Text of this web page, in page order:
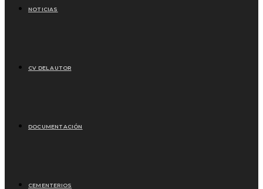
NOTICIAS
CV DEL AUTOR
DOCUMENTACIÓN
CEMENTERIOS